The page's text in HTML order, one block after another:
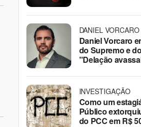
DANIEL VORCARO
Daniel Vorcaro
do Supremo e
"Delação
INVESTIGAÇÃO
Como um
Público
do PCC em R$